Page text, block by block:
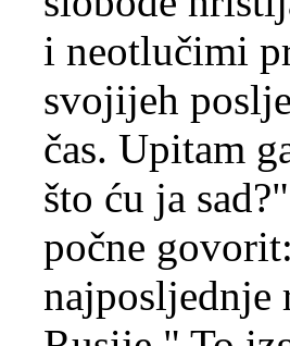
i neotlučimi
svojijeh
čas. Upitam
što ću ja
počne
najposljednje